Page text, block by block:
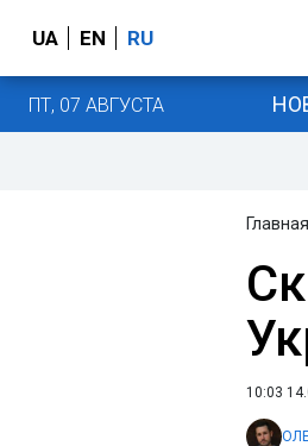
UA EN RU
ПТ, 07 АВГУСТА
Главная
10:03